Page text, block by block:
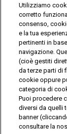
Privacy
IL GIOCO
©
Utilizziamo
corretto
consenso,
e la tua
pertinenti in
navigazione.
(cioè gestiti
da terze parti di
cookie oppure
categoria di
Puoi procedere
diversi da quelli
banner
consultare la